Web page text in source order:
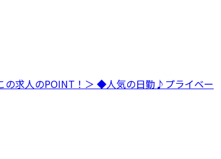
の求人のPOINT！＞ ◆人気の日勤♪プライベー